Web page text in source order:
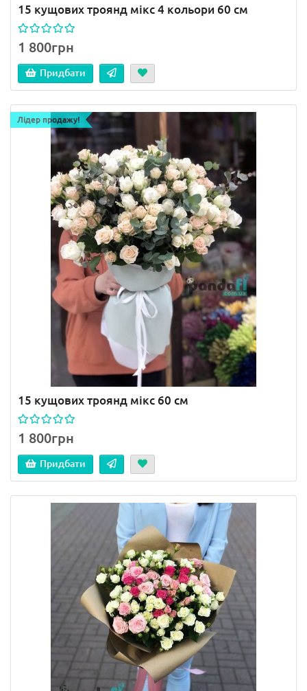
15 кущових троянд мікс 4 кольори 60 см
1 800грн
Придбати
Лідер продажу!
15 кущових троянд мікс 60 см
1 800грн
Придбати